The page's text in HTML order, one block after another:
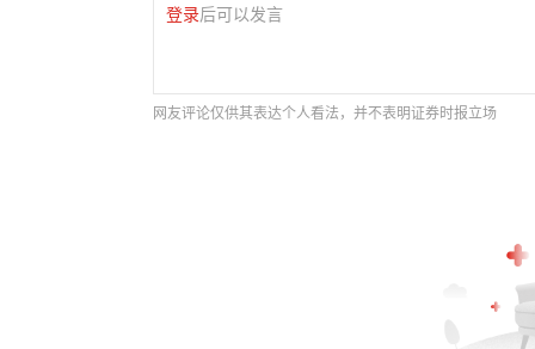
登录后可以发言
网友评论仅供其表达个人看法，并不表明证券时报立场